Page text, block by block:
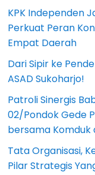
KPK Independen
Perkuat Peran
Empat Daerah
Dari Sipir ke
ASAD Sukoharjo!
Patroli Sinergis
02/Pondok Gede
bersama Komduk
Tata Organisasi,
Pilar Strategis